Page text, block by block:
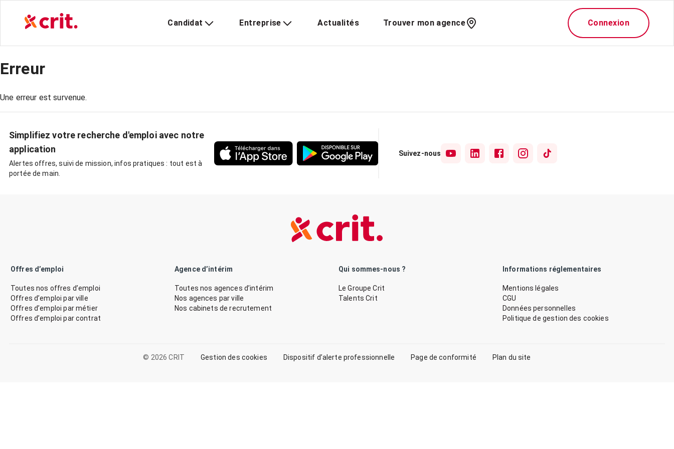
Candidat Entreprise Actualités Trouver mon agence Connexion
Erreur
Une erreur est survenue.
Simplifiez votre recherche d'emploi avec notre
application
Alertes offres, suivi de mission, infos pratiques : tout est à
portée de main.
Suivez-nous
Offres d’emploi
Toutes nos offres d’emploi
Offres d’emploi par ville
Offres d’emploi par métier
Offres d’emploi par contrat
Agence d’intérim
Toutes nos agences d’intérim
Nos agences par ville
Nos cabinets de recrutement
Qui sommes-nous ?
Le Groupe Crit
Talents Crit
Informations réglementaires
Mentions légales
CGU
Données personnelles
Politique de gestion des cookies
© 2026 CRIT Gestion des cookies Dispositif d’alerte professionnelle Page de conformité Plan du site